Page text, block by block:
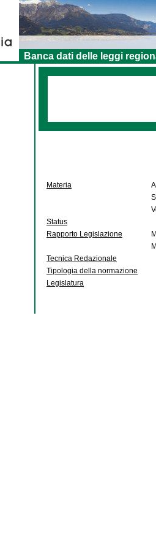
Banca dati delle leggi
Materia
Status
Rapporto Legislazione
Tecnica Redazionale
Tipologia della normazione
Legislatura